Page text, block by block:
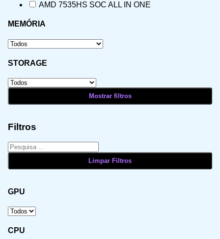
AMD 7535HS SOC ALL IN ONE
MEMÓRIA
STORAGE
Filtros
GPU
CPU